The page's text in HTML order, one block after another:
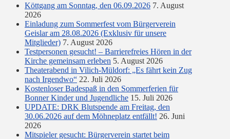
Köttgang am Sonntag, den 06.09.2026 7. August
2026
Einladung zum Sommerfest vom Bürgerverein
Geislar am 28.08.2026 (Exklusiv für unsere
Mitglieder) 7. August 2026
Testpersonen gesucht! – Barrierefreies Hören in der
Kirche gemeinsam erleben 5. August 2026
Theaterabend in Vilich-Müldorf: „Es fährt kein Zug
nach Irgendwo“ 22. Juli 2026
Kostenloser Badespaß in den Sommerferien für
Bonner Kinder und Jugendliche 15. Juli 2026
UPDATE: DRK Blutspende am Freitag, den
30.06.2026 auf dem Möhneplatz entfällt! 26. Juni
2026
Mitspieler gesucht: Bürgerverein startet beim